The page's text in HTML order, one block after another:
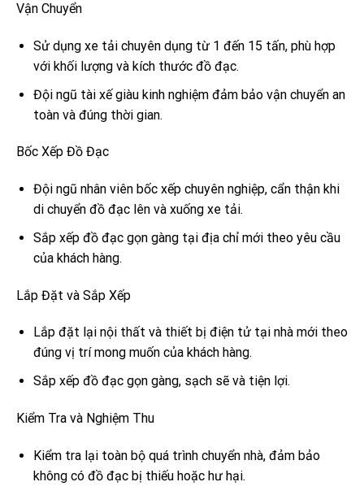
Vận Chuyển
Sử dụng xe tải chuyên dụng từ 1 đến 15 tấn, phù hợp
với khối lượng và kích thước đồ đạc.
Đội ngũ tài xế giàu kinh nghiệm đảm bảo vận chuyển an
toàn và đúng thời gian.
Bốc Xếp Đồ Đạc
Đội ngũ nhân viên bốc xếp chuyên nghiệp, cẩn thận khi
di chuyển đồ đạc lên và xuống xe tải.
Sắp xếp đồ đạc gọn gàng tại địa chỉ mới theo yêu cầu
của khách hàng.
Lắp Đặt và Sắp Xếp
Lắp đặt lại nội thất và thiết bị điện tử tại nhà mới theo
đúng vị trí mong muốn của khách hàng.
Sắp xếp đồ đạc gọn gàng, sạch sẽ và tiện lợi.
Kiểm Tra và Nghiệm Thu
Kiểm tra lại toàn bộ quá trình chuyển nhà, đảm bảo
không có đồ đạc bị thiếu hoặc hư hại.